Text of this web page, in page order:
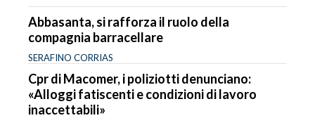
Abbasanta, si rafforza il ruolo della
compagnia barracellare
SERAFINO CORRIAS
Cpr di Macomer, i poliziotti denunciano:
«Alloggi fatiscenti e condizioni di lavoro
inaccettabili»